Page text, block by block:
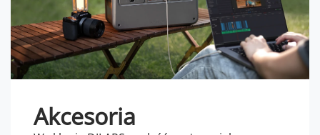
Akcesoria